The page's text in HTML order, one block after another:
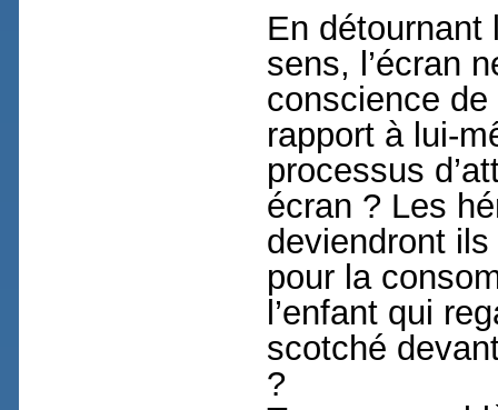
En détournant
sens, l’écran
conscience
rapport à lui-
processus
écran ? Les
deviendront
pour la
l’enfant qui
scotché
?